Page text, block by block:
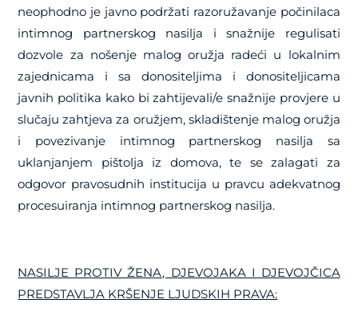
neophodno je javno podržati razoružavanje počinilaca
intimnog partnerskog nasilja i snažnije regulisati
dozvole za nošenje malog oružja radeći u lokalnim
zajednicama i sa donositeljima i donositeljicama
javnih politika kako bi zahtijevali/e snažnije provjere u
slučaju zahtjeva za oružjem, skladištenje malog oružja
i povezivanje intimnog partnerskog nasilja sa
uklanjanjem pištolja iz domova, te se zalagati za
odgovor pravosudnih institucija u pravcu adekvatnog
procesuiranja intimnog partnerskog nasilja.
NASILJE PROTIV ŽENA, DJEVOJAKA I DJEVOJČICA
PREDSTAVLJA KRŠENJE LJUDSKIH PRAVA: